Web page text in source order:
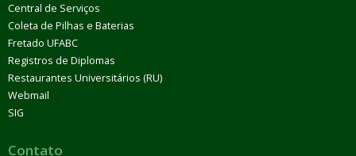
Central de Serviços
Coleta de Pilhas e Baterias
Fretado UFABC
Registros de Diplomas
Restaurantes Universitários (RU)
Webmail
SIG
Contato